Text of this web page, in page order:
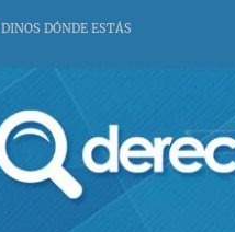
DINOS DÓNDE ESTÁS